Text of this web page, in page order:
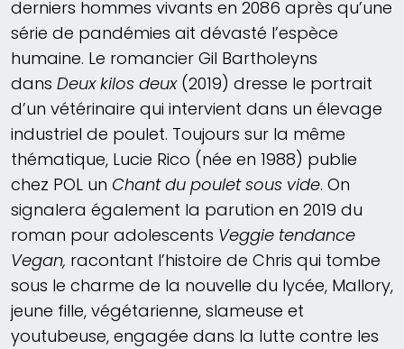
derniers hommes vivants en 2086 après qu’une
série de pandémies ait dévasté l’espèce
humaine. Le romancier Gil Bartholeyns
dans Deux kilos deux(2019) dresse le portrait
d’un vétérinaire qui intervient dans un élevage
industriel de poulet. Toujours sur la même
thématique, Lucie Rico (née en 1988) publie
chez POL un Chant du poulet sous vide. On
signalera également la parution en 2019 du
roman pour adolescents Veggie tendance
Vegan, racontant l’histoire de Chris qui tombe
sous le charme de la nouvelle du lycée, Mallory,
jeune fille, végétarienne, slameuse et
youtubeuse, engagée dans la lutte contre les